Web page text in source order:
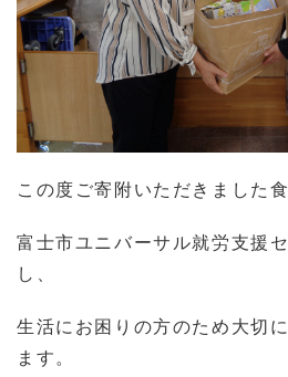
この度ご寄附いただきました食
富士市ユニバーサル就労支援
し、
生活にお困りの方のため大切
ます。